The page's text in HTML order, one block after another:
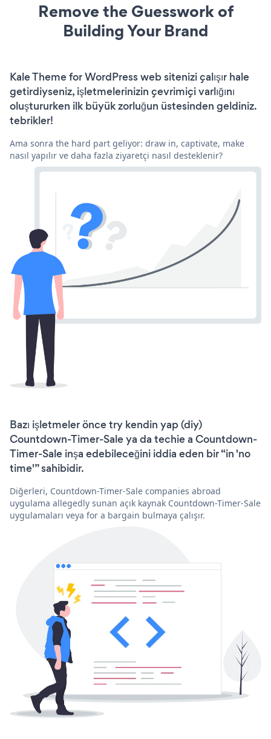
Remove the Guesswork of
Building Your Brand
Kale Theme for WordPress web sitenizi çalışır hale
getirdiyseniz, işletmelerinizin çevrimiçi varlığını
oluştururken ilk büyük zorluğun üstesinden geldiniz.
tebrikler!
Ama sonra the hard part geliyor: draw in, captivate, make
nasıl yapılır ve daha fazla ziyaretçi nasıl desteklenir?
Bazı işletmeler önce try kendin yap (diy)
Countdown-Timer-Sale ya da techie a Countdown-
Timer-Sale inşa edebileceğini iddia eden bir “in 'no
time'” sahibidir.
Diğerleri, Countdown-Timer-Sale companies abroad
uygulama allegedly sunan açık kaynak Countdown-Timer-Sale
uygulamaları veya for a bargain bulmaya çalışır.